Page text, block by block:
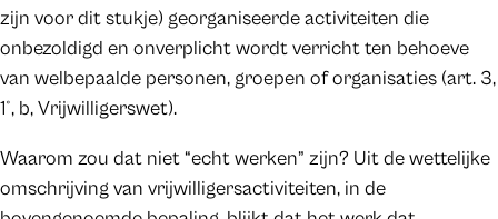
zijn voor dit stukje) georganiseerde activiteiten die
onbezoldigd en onverplicht wordt verricht ten behoeve
van welbepaalde personen, groepen of organisaties (art. 3,
1°, b, Vrijwilligerswet).
Waarom zou dat niet “echt werken” zijn? Uit de wettelijke
omschrijving van vrijwilligersactiviteiten, in de